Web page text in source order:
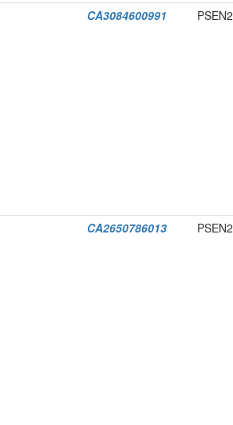
CA3084600991 PSEN2
CA2650786013 PSEN2